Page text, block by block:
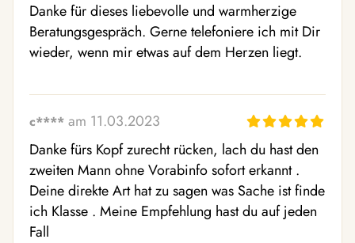
Danke für dieses liebevolle und warmherzige
Beratungsgespräch. Gerne telefoniere ich mit Dir
wieder, wenn mir etwas auf dem Herzen liegt.
c**** am 11.03.2023
Danke fürs Kopf zurecht rücken, lach du hast den
zweiten Mann ohne Vorabinfo sofort erkannt .
Deine direkte Art hat zu sagen was Sache ist finde
ich Klasse . Meine Empfehlung hast du auf jeden
Fall